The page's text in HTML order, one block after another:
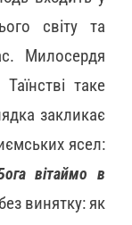
світу та
Милосердя
таке
закликає
ясел:
вітаймо в
винятку: як